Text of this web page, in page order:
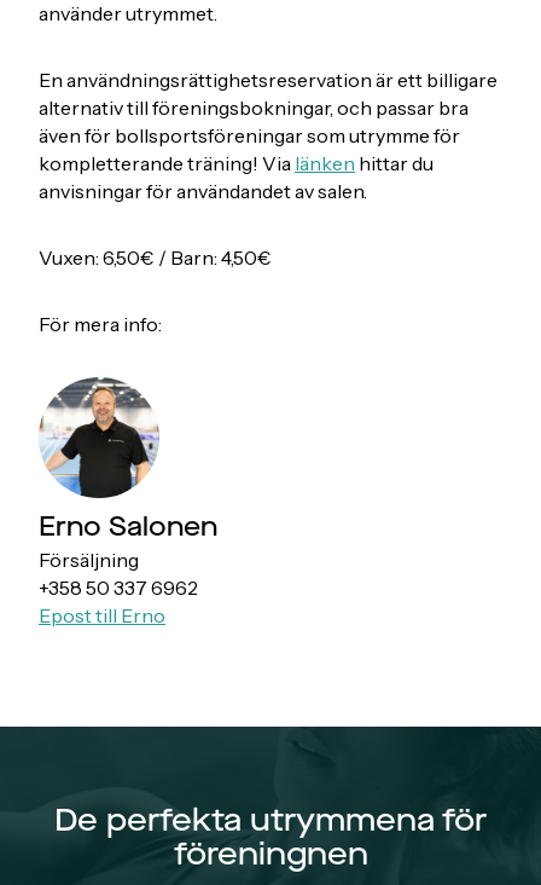
använder utrymmet.
En användningsrättighetsreservation är ett billigare
alternativ till föreningsbokningar, och passar bra
även för bollsportsföreningar som utrymme för
kompletterande träning! Via länken hittar du
anvisningar för användandet av salen.
Vuxen: 6,50€ / Barn: 4,50€
För mera info:
Erno Salonen
Försäljning
+358 50 337 6962
Epost till Erno
De perfekta utrymmena för
föreningnen